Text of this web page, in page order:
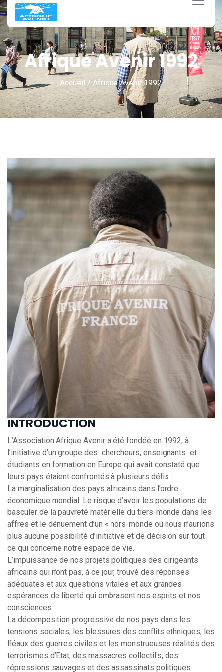
7 mars 2026
Afrique Avenir 1992
Accueil / Afrique Avenir 1992
INTRODUCTION
L’Association Afrique Avenir a été fondée en 1992, à
l’initiative d’un groupe des chercheurs, enseignants et
étudiants en formation en Europe qui avait constaté que
leurs pays étaient confrontés à plusieurs défis :
La marginalisation des pays africains dans l’ordre
économique mondial. Le risque d’avoir les populations de
basculer de la pauvreté matérielle du tiers-monde dans les
affres et le dénuement d’un « hors-monde où nous n’aurions
plus aucune possibilité d’initiative et de décision sur tout
ce qui concerne notre espace de vie.
L’impuissance de nos projets politiques des dirigeants
africains qui n’ont pas, à ce jour, trouvé des réponses
adéquates et aux questions vitales et aux grandes
espérances de liberté qui embrasent nos esprits et nos
consciences
La décomposition progressive de nos pays dans les
tensions sociales, les blessures des conflits ethniques, les
fléaux des guerres civiles et les monstrueuses réalités des
terrorismes d’Etat, des massacres collectifs, des
répressions sauvages et des assassinats politiques